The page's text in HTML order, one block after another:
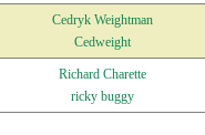
Cedryk Weightman
Cedweight
Richard Charette
ricky buggy